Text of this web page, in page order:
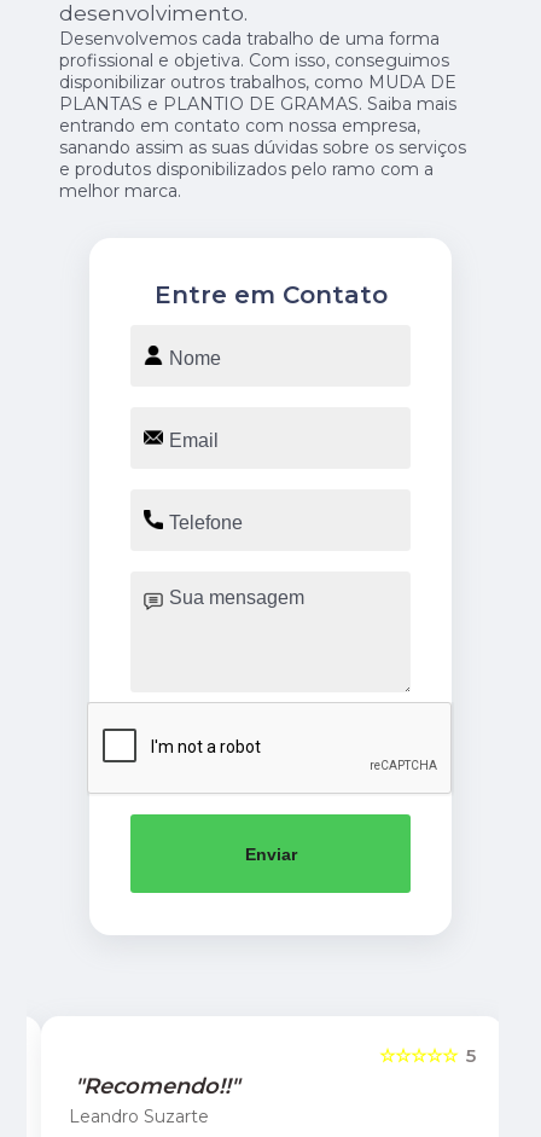
desenvolvimento.
Desenvolvemos cada trabalho de uma forma
profissional e objetiva. Com isso, conseguimos
disponibilizar outros trabalhos, como MUDA DE
PLANTAS e PLANTIO DE GRAMAS. Saiba mais
entrando em contato com nossa empresa,
sanando assim as suas dúvidas sobre os serviços
e produtos disponibilizados pelo ramo com a
melhor marca.
Entre em Contato
Enviar
5
☆☆☆☆☆
"Recomendo!!"
Leandro Suzarte